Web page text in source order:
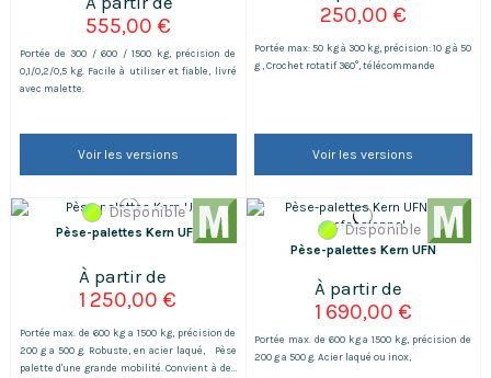
555,00 €
Portée de 300 / 600 / 1500 kg, précision de
0,1/0,2/0,5 kg. Facile à utiliser et fiable, livré
avec malette.
Voir les versions
250,00 €
Portée max: 50 kg à 300 kg, précision: 10 g à 50
g , Crochet rotatif 360°, télécommande
Voir les versions
Pèse-palettes Kern UFB
Disponible
1 250,00 €
Portée max. de 600 kg a 1500 kg, précision de
200 g a 500 g. Robuste, en acier laqué, Pèse
palette d'une grande mobilité. Convient à des
Pèse-palettes Kern UFN
Disponible
1 690,00 €
Portée max. de 600 kg a 1500 kg, précision de
200 g a 500 g. Acier laqué ou inox,